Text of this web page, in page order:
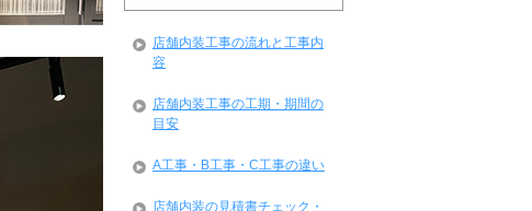
店舗内装工事の流れと工事内
容
店舗内装工事の工期・期間の
目安
A工事・B工事・C工事の違い
店舗内装の見積書チェック・